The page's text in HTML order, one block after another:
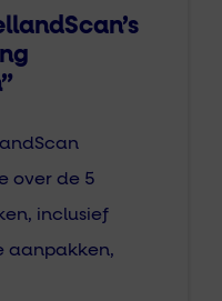
over de 5
inclusief
aanpakken,